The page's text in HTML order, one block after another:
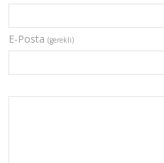
E-Posta (gerekli)